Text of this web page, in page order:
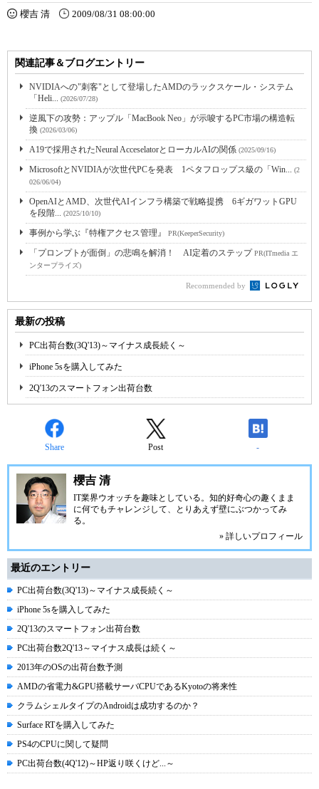
櫻吉 清 2009/08/31 08:00:00
関連記事＆ブログエントリー
NVIDIAへの"刺客"として登場したAMDのラックスケール・システム
「Heli...
(2026/07/28)
逆風下の攻勢：アップル「MacBook Neo」が示唆するPC市場の構造転
換 (2026/03/06)
A19で採用されたNeural AcceselatorとローカルAIの関係 (2025/09/16)
MicrosoftとNVIDIAが次世代PCを発表 1ペタフロップス級の「Win...
(2
026/06/04)
OpenAIとAMD、次世代AIインフラ構築で戦略提携 6ギガワットGPU
を段階...
(2025/10/10)
事例から学ぶ『特権アクセス管理』 PR(KeeperSecurity)
「プロンプトが面倒」の悲鳴を解消！ AI定着のステップPR(ITmedia エ
ンタープライズ)
Recommended by
最新の投稿
PC出荷台数(3Q'13)～マイナス成長続く～
iPhone 5sを購入してみた
2Q'13のスマートフォン出荷台数
Share Post -
櫻吉 清
IT業界ウオッチを趣味としている。知的好奇心の趣くまま
に何でもチャレンジして、とりあえず壁にぶつかってみ
る。
» 詳しいプロフィール
最近のエントリー
PC出荷台数(3Q'13)～マイナス成長続く～
iPhone 5sを購入してみた
2Q'13のスマートフォン出荷台数
PC出荷台数2Q'13～マイナス成長は続く～
2013年のOSの出荷台数予測
AMDの省電力&GPU搭載サーバCPUであるKyotoの将来性
クラムシェルタイプのAndroidは成功するのか？
Surface RTを購入してみた
PS4のCPUに関して疑問
PC出荷台数(4Q'12)～HP返り咲くけど...～